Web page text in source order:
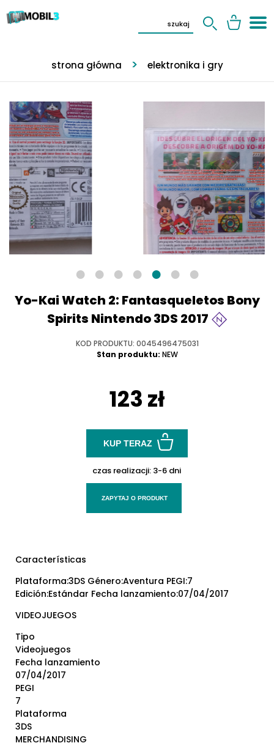
strona główna elektronika i gry
Yo-Kai Watch 2: Fantasqueletos Bony
Spirits Nintendo 3DS 2017
KOD PRODUKTU: 0045496475031
Stan produktu: NEW
123 zł
KUP TERAZ
czas realizacji: 3-6 dni
ZAPYTAJ O PRODUKT
Características
Plataforma:3DS Género:Aventura PEGI:7
Edición:Estándar Fecha lanzamiento:07/04/2017
VIDEOJUEGOS
Tipo
Videojuegos
Fecha lanzamiento
07/04/2017
PEGI
7
Plataforma
3DS
MERCHANDISING